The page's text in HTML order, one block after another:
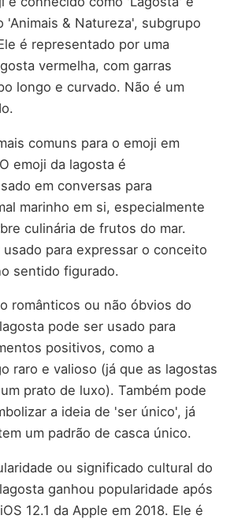
'Animais & Natureza', subgrupo
é representado por uma
vermelha, com garras
longo e curvado. Não é um
comuns para o emoji em
emoji da lagosta é
em conversas para
marinho em si, especialmente
culinária de frutos do mar.
para expressar o conceito
sentido figurado.
românticos ou não óbvios do
pode ser usado para
positivos, como a
raro e valioso (já que as lagostas
prato de luxo). Também pode
a ideia de 'ser único', já
um padrão de casca único.
ou significado cultural do
ganhou popularidade após
12.1 da Apple em 2018. Ele é